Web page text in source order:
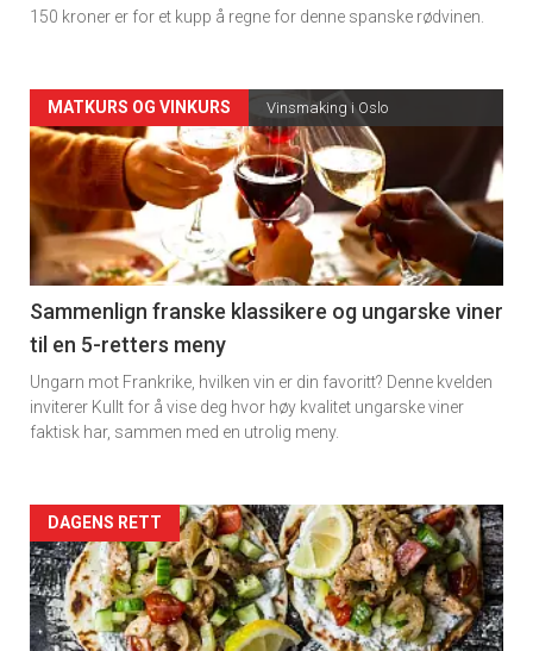
150 kroner er for et kupp å regne for denne spanske rødvinen.
Forsiden
akkurat
nå
-
5
MATKURS OG VINKURS Vinsmaking i Oslo
Sammenlign franske klassikere og ungarske viner
til en 5-retters meny
Ungarn mot Frankrike, hvilken vin er din favoritt? Denne kvelden
inviterer Kullt for å vise deg hvor høy kvalitet ungarske viner
faktisk har, sammen med en utrolig meny.
Forsiden
akkurat
nå
DAGENS RETT